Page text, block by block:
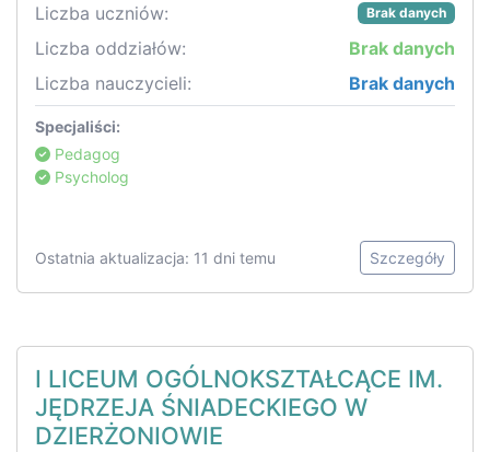
Liczba uczniów: Brak danych
Liczba oddziałów:
Brak danych
Liczba nauczycieli:
Brak danych
Specjaliści:
Pedagog
Psycholog
Ostatnia aktualizacja: 11 dni temu Szczegóły
I LICEUM OGÓLNOKSZTAŁCĄCE IM.
JĘDRZEJA ŚNIADECKIEGO W
DZIERŻONIOWIE